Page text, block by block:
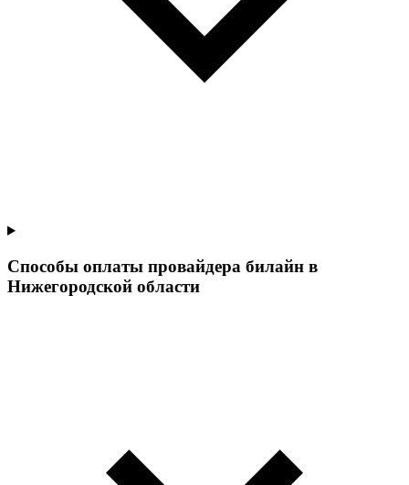
Способы оплаты провайдера билайн в
Нижегородской области